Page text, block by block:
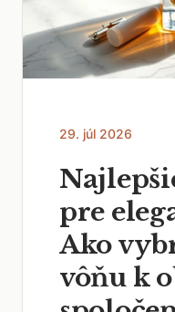
29. júl 2026
pre
Ako
vôňu k